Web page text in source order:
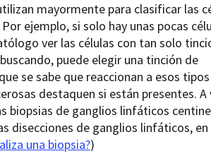
mayormente para clasificar las
ejemplo, si solo hay unas pocas
ver las células con tan solo
puede elegir una tinción de
se sabe que reaccionan a esos
destaquen si están presentes. A
biopsias de ganglios linfáticos
disecciones de ganglios linfáticos, en
una biopsia?)